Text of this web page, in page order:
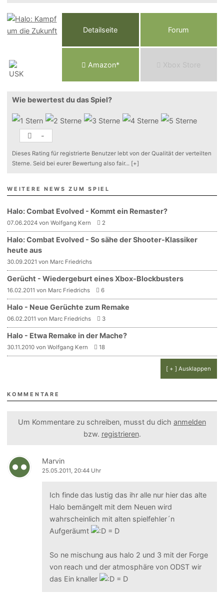
Detailseite Forum
Amazon* Xbox Store
Wie bewertest du das Spiel?
-
Dieses Rating für registrierte Benutzer lebt von der Qualität der verteilten
Sterne. Seid bei eurer Bewertung also fair... [+]
WEITERE NEWS ZUM SPIEL
Halo: Combat Evolved - Kommt ein Remaster?
07.06.2024 von Wolfgang Kern 2
Halo: Combat Evolved - So sähe der Shooter-Klassiker
heute aus
30.09.2021 von Marc Friedrichs
Gerücht - Wiedergeburt eines Xbox-Blockbusters
16.02.2011 von Marc Friedrichs 6
Halo - Neue Gerüchte zum Remake
06.02.2011 von Marc Friedrichs 3
Halo - Etwa Remake in der Mache?
30.11.2010 von Wolfgang Kern 18
[ + ] Ausklappen
KOMMENTARE
Um Kommentare zu schreiben, musst du dich anmelden
bzw. registrieren.
Marvin
25.05.2011, 20:44 Uhr
Ich finde das lustig das ihr alle nur hier das alte
Halo bemängelt mit dem Neuen wird
wahrscheinlich mit alten spielfehler´n
Aufgeräumt
So ne mischung aus halo 2 und 3 mit der Forge
von reach und der atmosphäre von ODST wir
das Ein knaller